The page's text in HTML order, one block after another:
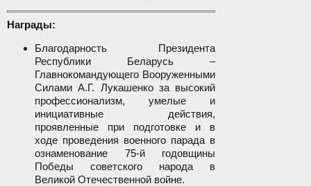
Награды:
Благодарность Президента
Республики Беларусь –
Главнокомандующего Вооруженными
Силами А.Г. Лукашенко за высокий
профессионализм, умелые и
инициативные действия,
проявленные при подготовке и в
ходе проведения военного парада в
ознаменование 75-й годовщины
Победы советского народа в
Великой Отечественной войне.